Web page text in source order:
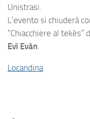
Unistrasi.
L’evento si chiuderà
“Chiacchiere al
Evì Evàn.
Locandina